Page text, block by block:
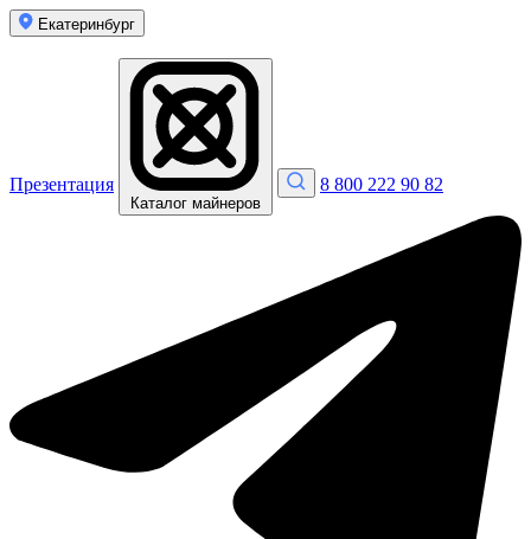
Екатеринбург
Презентация
Каталог майнеров
8 800 222 90 82